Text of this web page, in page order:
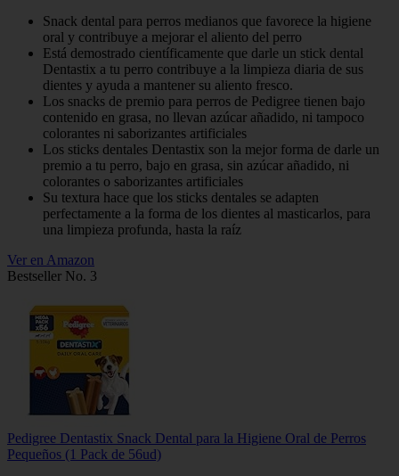
Snack dental para perros medianos que favorece la higiene
oral y contribuye a mejorar el aliento del perro
Está demostrado científicamente que darle un stick dental
Dentastix a tu perro contribuye a la limpieza diaria de sus
dientes y ayuda a mantener su aliento fresco.
Los snacks de premio para perros de Pedigree tienen bajo
contenido en grasa, no llevan azúcar añadido, ni tampoco
colorantes ni saborizantes artificiales
Los sticks dentales Dentastix son la mejor forma de darle un
premio a tu perro, bajo en grasa, sin azúcar añadido, ni
colorantes o saborizantes artificiales
Su textura hace que los sticks dentales se adapten
perfectamente a la forma de los dientes al masticarlos, para
una limpieza profunda, hasta la raíz
Ver en Amazon
Bestseller No. 3
Pedigree Dentastix Snack Dental para la Higiene Oral de Perros
Pequeños (1 Pack de 56ud)